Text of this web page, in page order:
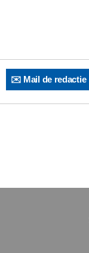
✉️ Mail de redactie